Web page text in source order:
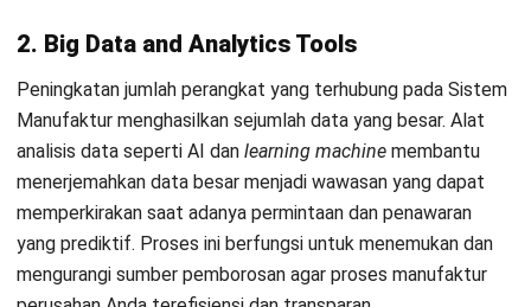
Procurement
Procurement Specialist, fokus pada pengelolaan
pengadaan barang dan jasa yang mendukung operasi
harian perusahaan. Ia terbiasa menyeimbangkan
kualitas, biaya, dan waktu pengiriman agar setiap
kebutuhan operasional terpenuhi dengan tepat.
Pendekatan sistematis Jonathan memungkinkan proses
procurement yang efisien dan transparan. Dengan
evaluasi pemasok yang konsisten, ia membantu
memastikan rantai pasok berjalan lancar dan
berkelanjutan.